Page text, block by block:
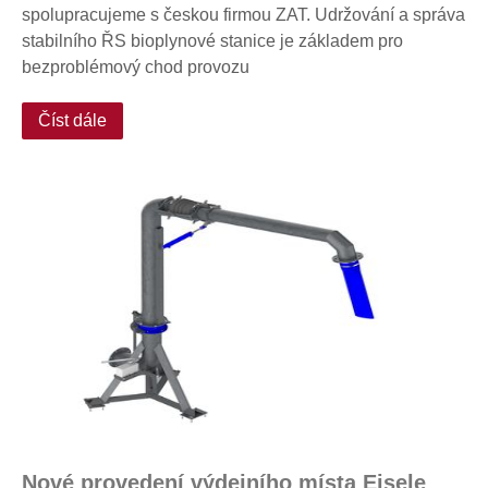
spolupracujeme s českou firmou ZAT. Udržování a správa
stabilního ŘS bioplynové stanice je základem pro
bezproblémový chod provozu
Číst dále
Nové provedení výdejního místa Eisele